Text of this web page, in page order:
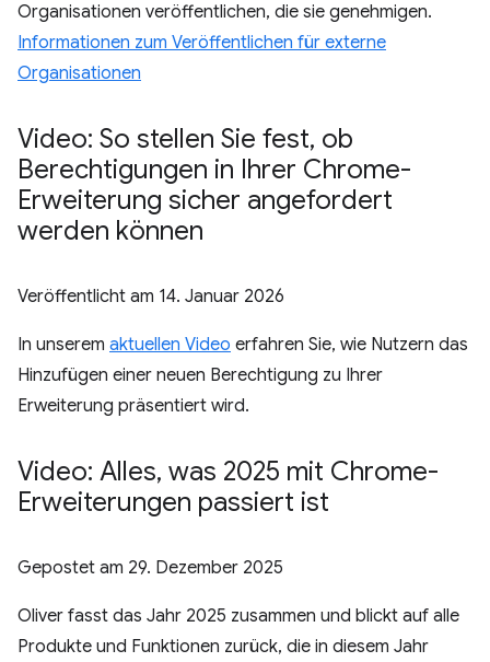
Organisationen veröffentlichen, die sie genehmigen.
Informationen zum Veröffentlichen für externe
Organisationen
Video: So stellen Sie fest, ob
Berechtigungen in Ihrer Chrome-
Erweiterung sicher angefordert
werden können
Veröffentlicht am 14. Januar 2026
In unserem aktuellen Video erfahren Sie, wie Nutzern das
Hinzufügen einer neuen Berechtigung zu Ihrer
Erweiterung präsentiert wird.
Video: Alles, was 2025 mit Chrome-
Erweiterungen passiert ist
Gepostet am 29. Dezember 2025
Oliver fasst das Jahr 2025 zusammen und blickt auf alle
Produkte und Funktionen zurück, die in diesem Jahr